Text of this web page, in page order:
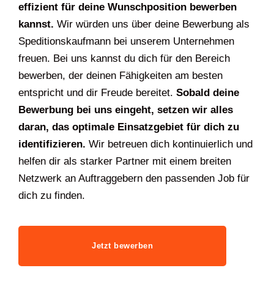
effizient für deine Wunschposition bewerben
kannst. Wir würden uns über deine Bewerbung als
Speditionskaufmann bei unserem Unternehmen
freuen. Bei uns kannst du dich für den Bereich
bewerben, der deinen Fähigkeiten am besten
entspricht und dir Freude bereitet. Sobald deine
Bewerbung bei uns eingeht, setzen wir alles
daran, das optimale Einsatzgebiet für dich zu
identifizieren. Wir betreuen dich kontinuierlich und
helfen dir als starker Partner mit einem breiten
Netzwerk an Auftraggebern den passenden Job für
dich zu finden.
Jetzt bewerben